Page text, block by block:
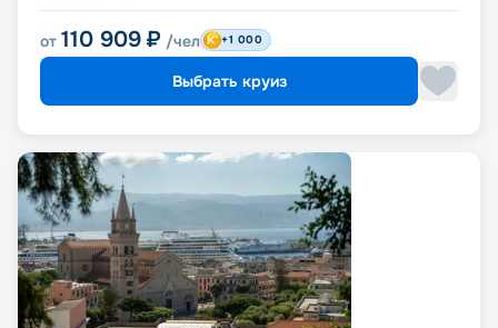
от 110 909 ₽ /чел +1 000
Выбрать круиз